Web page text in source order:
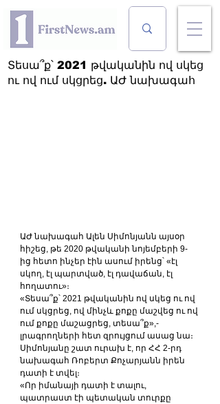
Տեսա՞ք՝ 2021 թվականին ով սկեց
ու ով ում սկցրեց. ԱԺ նախագահ
ԱԺ նախագահ Ալեն Սիմոնյանն այսօր
հիշեց, թե 2020 թվականի նոյեմբերի 9-
ից հետո ինչեր էին ասում իրենց՝ «էլ
սկող, էլ պարտված, էլ դավաճան, էլ
հողատու»։
«Տեսա՞ք՝ 2021 թվականին ով սկեց ու ով
ում սկցրեց, ով մինչև քոքը մաշվեց ու ով
ում քոքը մաշացրեց, տեսա՞ք»,-
լրագրողների հետ զրույցում ասաց նա։
Սիմոնյանը շատ ուրախ է, որ ՀՀ 2-րդ
նախագահ Ռոբերտ Քոչարյանն իրեն
դատի է տվել։
«Որ իմանայի դատի է տալու,
պատրաստ էի պետական տուրքը